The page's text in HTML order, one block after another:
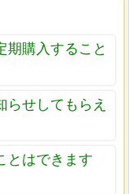
購入すること
せしてもらえ
とはできます